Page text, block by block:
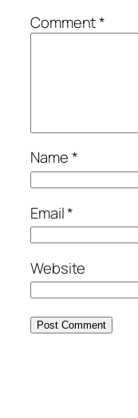
Comment*
Name*
Email*
Website